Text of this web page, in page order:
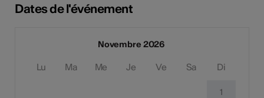
Dates de l'événement
Novembre 2026
Lu Ma Me Je Ve Sa Di
1